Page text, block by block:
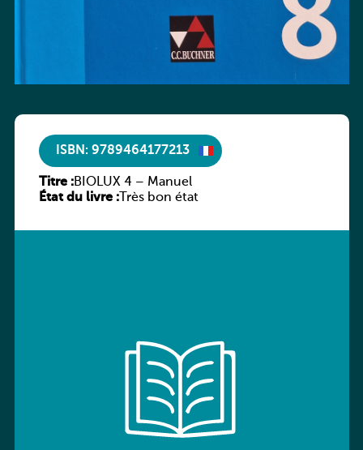
ISBN: 9789464177213
Titre :BIOLUX 4 – Manuel
État du livre :Très bon état